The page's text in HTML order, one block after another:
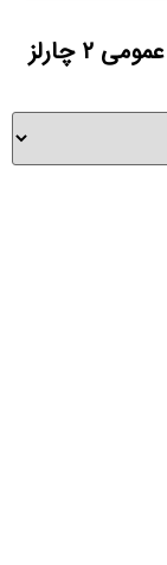
برچسب: دانلود حل المسائل شیمی عمومی ۲ چارلز